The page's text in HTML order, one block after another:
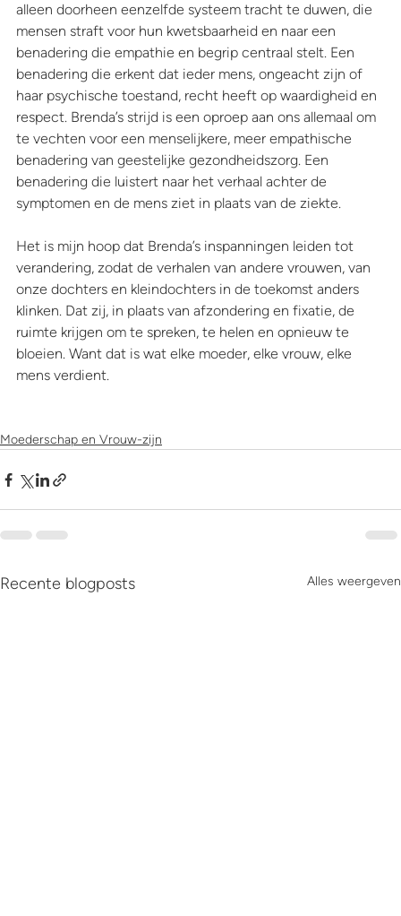
alleen doorheen eenzelfde systeem tracht te duwen, die
mensen straft voor hun kwetsbaarheid en naar een
benadering die empathie en begrip centraal stelt. Een
benadering die erkent dat ieder mens, ongeacht zijn of
haar psychische toestand, recht heeft op waardigheid en
respect. Brenda’s strijd is een oproep aan ons allemaal om
te vechten voor een menselijkere, meer empathische
benadering van geestelijke gezondheidszorg. Een
benadering die luistert naar het verhaal achter de
symptomen en de mens ziet in plaats van de ziekte.
Het is mijn hoop dat Brenda’s inspanningen leiden tot
verandering, zodat de verhalen van andere vrouwen, van
onze dochters en kleindochters in de toekomst anders
klinken. Dat zij, in plaats van afzondering en fixatie, de
ruimte krijgen om te spreken, te helen en opnieuw te
bloeien. Want dat is wat elke moeder, elke vrouw, elke
mens verdient.
Moederschap en Vrouw-zijn
Recente blogposts Alles weergeven